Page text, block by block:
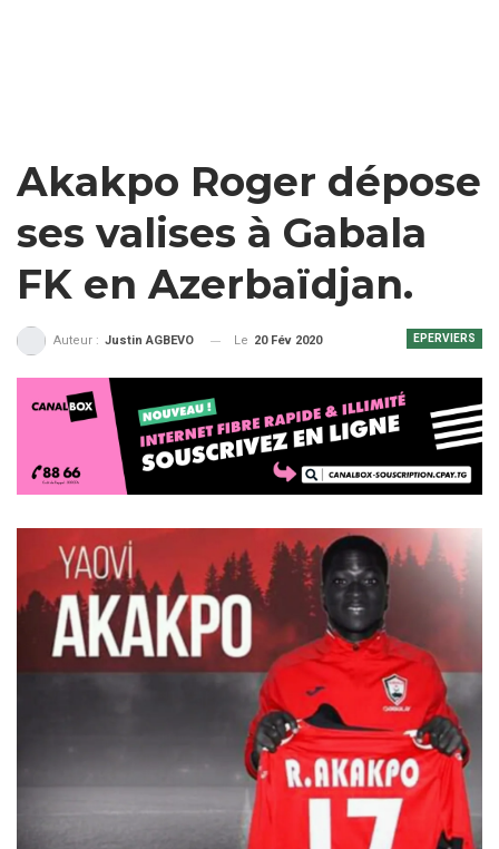
Akakpo Roger dépose
ses valises à Gabala
FK en Azerbaïdjan.
EPERVIERS
Auteur : Justin AGBEVO Le 20 Fév 2020